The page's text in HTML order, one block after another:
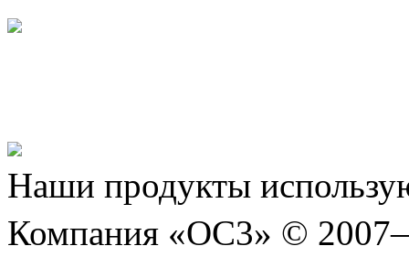
Наши продукты
Компания «ОС3» ©